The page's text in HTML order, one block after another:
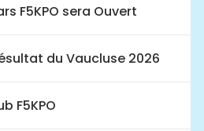
F5KPO sera Ouvert
du Vaucluse 2026
F5KPO